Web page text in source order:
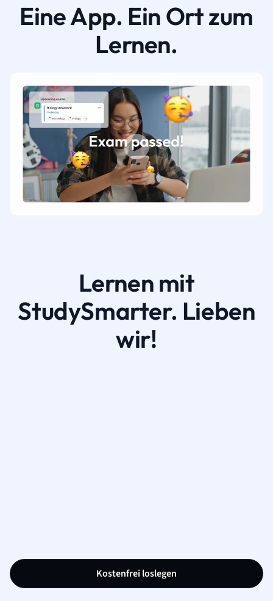
Eine App. Ein Ort zum
Lernen.
Lernen mit
StudySmarter. Lieben
wir!
Kostenfrei loslegen